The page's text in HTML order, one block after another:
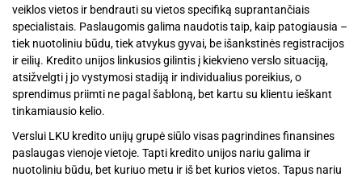
veiklos vietos ir bendrauti su vietos specifiką suprantančiais
specialistais. Paslaugomis galima naudotis taip, kaip patogiausia –
tiek nuotoliniu būdu, tiek atvykus gyvai, be išankstinės registracijos
ir eilių. Kredito unijos linkusios gilintis į kiekvieno verslo situaciją,
atsižvelgti į jo vystymosi stadiją ir individualius poreikius, o
sprendimus priimti ne pagal šabloną, bet kartu su klientu ieškant
tinkamiausio kelio.
Verslui LKU kredito unijų grupė siūlo visas pagrindines finansines
paslaugas vienoje vietoje. Tapti kredito unijos nariu galima ir
nuotoliniu būdu, bet kuriuo metu ir iš bet kurios vietos. Tapus nariu